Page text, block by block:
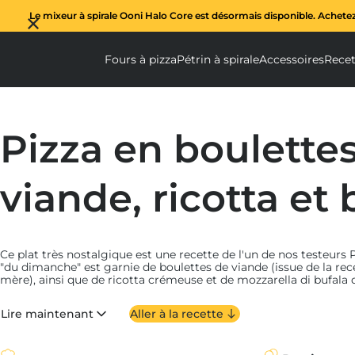
Le mixeur à spirale Ooni Halo Core est désormais disponible.
Fours à pizza Fours à pizza submenu
Pétrin à spirale Pétrin à
Accessoires
Pizza en
viande, ricotta et
Ce plat très nostalgique est une recette de l'un de nos testeurs
"du dimanche" est garnie de boulettes de viande (issue de la
mère), ainsi que de ricotta crémeuse et de mozzarella di bufala
Que vous souhaitiez utiliser des boulettes de viande restantes,
les préparer en suivant notre recette, c'est sans aucun doute le
Lire maintenant Aller à la recette